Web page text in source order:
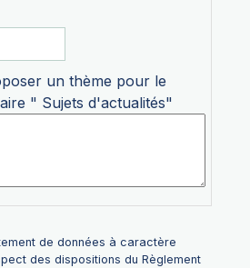
un thème pour le
" Sujets d'actualités"
de données à caractère
des dispositions du Règlement